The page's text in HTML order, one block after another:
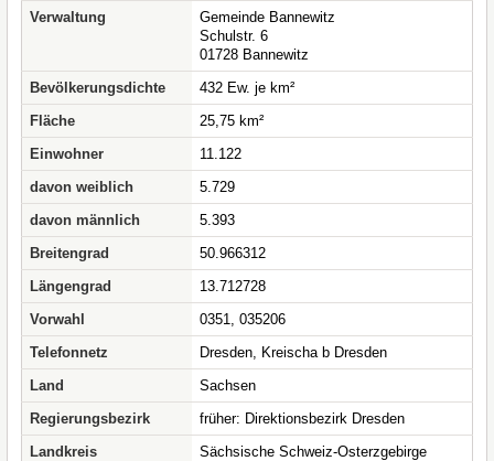
Verwaltung
Gemeinde Bannewitz
Schulstr. 6
01728 Bannewitz
Bevölkerungsdichte
432 Ew. je km²
Fläche
25,75 km²
Einwohner
11.122
davon weiblich
5.729
davon männlich
5.393
Breitengrad
50.966312
Längengrad
13.712728
Vorwahl
0351, 035206
Telefonnetz
Dresden, Kreischa b Dresden
Land
Sachsen
Regierungsbezirk
früher: Direktionsbezirk Dresden
Landkreis
Sächsische Schweiz-Osterzgebirge